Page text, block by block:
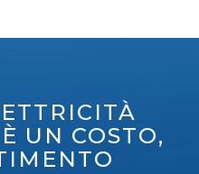
UN COSTO,